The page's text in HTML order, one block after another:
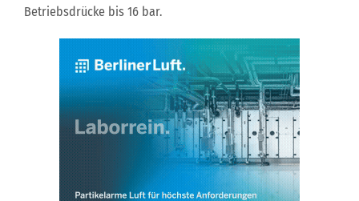
Betriebsdrücke bis 16 bar.